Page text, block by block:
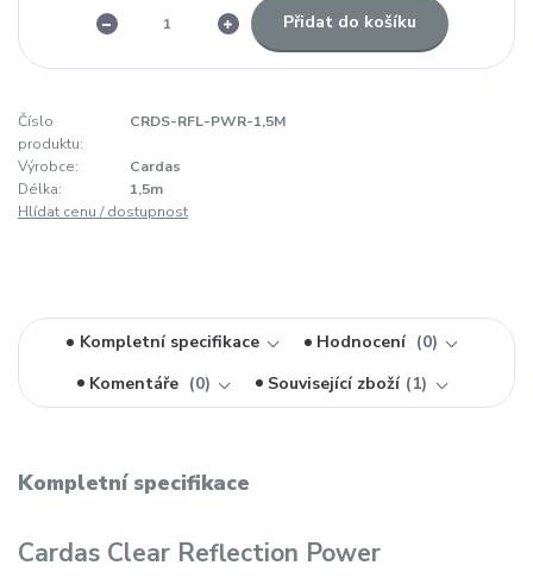
Přidat do košíku
Číslo
produktu:
CRDS-RFL-PWR-1,5M
Výrobce:
Cardas
Délka:
1,5m
Hlídat cenu / dostupnost
Kompletní specifikace Hodnocení
0
Komentáře
0 Související zboží 1
Kompletní specifikace
Cardas Clear Reflection Power